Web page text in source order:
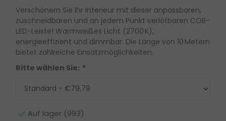
Verschönern Sie Ihr Interieur mit dieser anpassbaren,
zuschneidbaren und an jedem Punkt verlötbaren COB-
LED-Leiste! Warmweißes Licht (2700 K),
energieeffizient und dimmbar. Die Länge von 10 Metern
bietet zahlreiche Einsatzmöglichkeiten.
Bitte wählen Sie: *
Auf lager (993)